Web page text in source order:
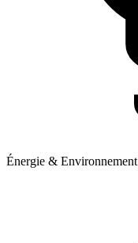
Énergie & Environnement